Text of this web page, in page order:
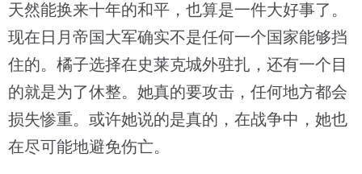
天然能换来十年的和平，也算是一件大好事了。
现在日月帝国大军确实不是任何一个国家能够挡
住的。橘子选择在史莱克城外驻扎，还有一个目
的就是为了休整。她真的要攻击，任何地方都会
损失惨重。或许她说的是真的，在战争中，她也
在尽可能地避免伤亡。